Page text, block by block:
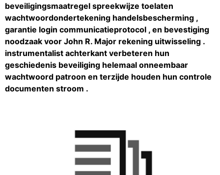
beveiligingsmaatregel spreekwijze toelaten
wachtwoordondertekening handelsbescherming ,
garantie login communicatieprotocol , en bevestiging
noodzaak voor John R. Major rekening uitwisseling .
instrumentalist achterkant verbeteren hun
geschiedenis beveiliging helemaal onneembaar
wachtwoord patroon en terzijde houden hun controle
documenten stroom .